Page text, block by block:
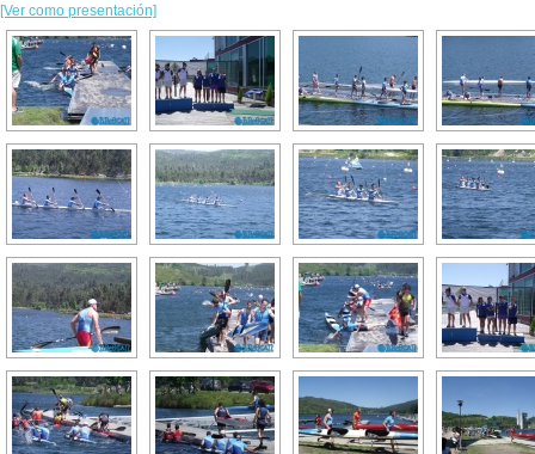
[Ver como presentación]